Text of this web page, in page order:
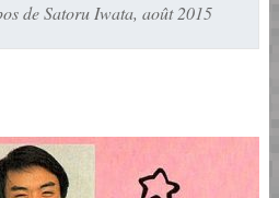
de Satoru Iwata, août 2015